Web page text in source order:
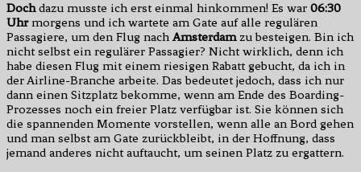
Dochdazu musste ich erst einmal hinkommen! Es war 06:30
Uhrmorgens und ich wartete am Gate auf alle regulären
Passagiere, um den Flug nachAmsterdamzu besteigen. Bin ich
nicht selbst ein regulärer Passagier? Nicht wirklich, denn ich
habe diesen Flug mit einem riesigen Rabatt gebucht, da ich in
der Airline-Branche arbeite. Das bedeutet jedoch, dass ich nur
dann einen Sitzplatz bekomme, wenn am Ende des Boarding-
Prozesses noch ein freier Platz verfügbar ist. Sie können sich
die spannenden Momente vorstellen, wenn alle an Bord gehen
und man selbst am Gate zurückbleibt, in der Hoffnung, dass
jemand anderes nicht auftaucht, um seinen Platz zu ergattern.